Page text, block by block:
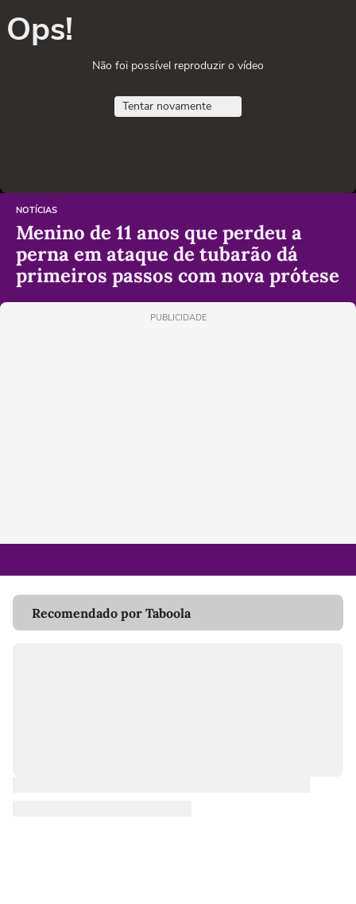
Ops!
Não foi possível reproduzir o vídeo
Tentar novamente
NOTÍCIAS
Menino de 11 anos que perdeu a
perna em ataque de tubarão dá
primeiros passos com nova prótese
PUBLICIDADE
Recomendado por Taboola